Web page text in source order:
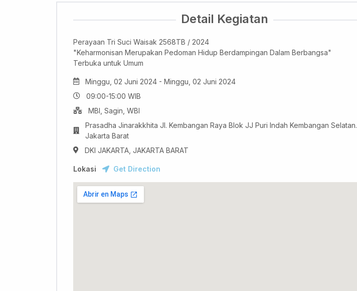
Detail Kegiatan
Perayaan Tri Suci Waisak 2568TB / 2024
"Keharmonisan Merupakan Pedoman Hidup Berdampingan Dalam Berbangsa"
Terbuka untuk Umum
Minggu, 02 Juni 2024 - Minggu, 02 Juni 2024
09:00-15:00 WIB
MBI, Sagin, WBI
Prasadha Jinarakkhita Jl. Kembangan Raya Blok JJ Puri Indah Kembangan Selatan.
Jakarta Barat
DKI JAKARTA, JAKARTA BARAT
Lokasi Get Direction